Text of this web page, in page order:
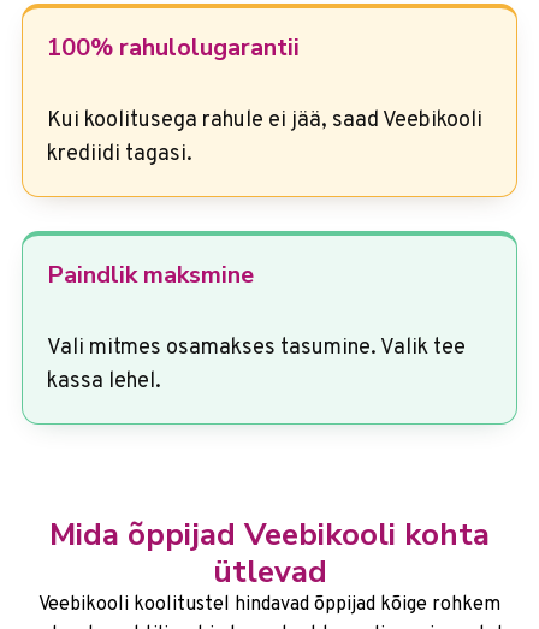
100% rahulolugarantii
Kui koolitusega rahule ei jää, saad Veebikooli
krediidi tagasi.
Paindlik maksmine
Vali mitmes osamakses tasumine. Valik tee
kassa lehel.
Mida õppijad Veebikooli kohta
ütlevad
Veebikooli koolitustel hindavad õppijad kõige rohkem